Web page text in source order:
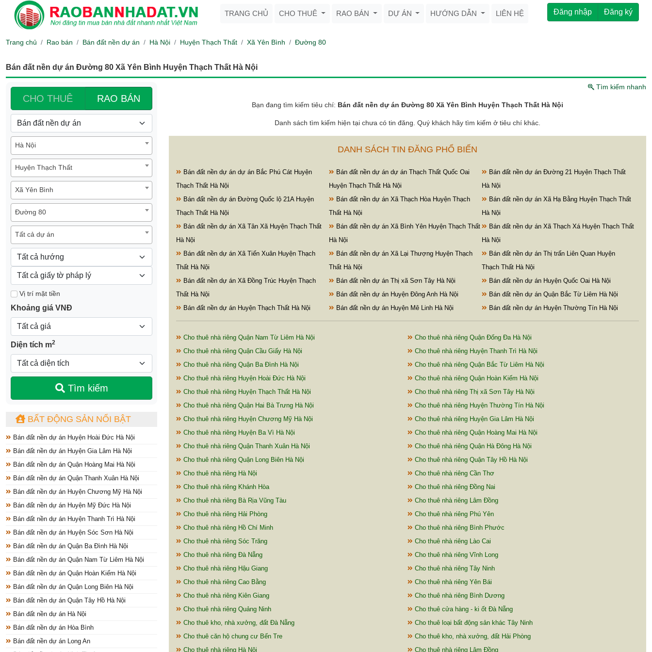
TRANG CHỦ CHO THUÊ RAO BÁN DỰ ÁN HƯỚNG DẪN LIÊN HỆ Đăng nhập Đăng ký
Trang chủ Rao bán Bán đất nền dự án Hà Nội Huyện Thạch Thất Xã Yên Bình Đường 80
Bán đất nền dự án Đường 80 Xã Yên Bình Huyện Thạch Thất Hà Nội
CHO THUÊ RAO BÁN
Hà Nội
Huyện Thạch Thất
Xã Yên Bình
Đường 80
Tất cả dự án
Vị trí mặt tiền
Khoảng giá VNĐ
Diện tích m2
Tìm kiếm
BẤT ĐỘNG SẢN NỔI BẬT
Bán đất nền dự án Huyện Hoài Đức Hà Nội
Bán đất nền dự án Huyện Gia Lâm Hà Nội
Bán đất nền dự án Quận Hoàng Mai Hà Nội
Bán đất nền dự án Quận Thanh Xuân Hà Nội
Bán đất nền dự án Huyện Chương Mỹ Hà Nội
Bán đất nền dự án Huyện Mỹ Đức Hà Nội
Bán đất nền dự án Huyện Thanh Trì Hà Nội
Bán đất nền dự án Huyện Sóc Sơn Hà Nội
Bán đất nền dự án Quận Ba Đình Hà Nội
Bán đất nền dự án Quận Nam Từ Liêm Hà Nội
Bán đất nền dự án Quận Hoàn Kiếm Hà Nội
Bán đất nền dự án Quận Long Biên Hà Nội
Bán đất nền dự án Quận Tây Hồ Hà Nội
Bán đất nền dự án Hà Nội
Bán đất nền dự án Hòa Bình
Bán đất nền dự án Long An
Tìm kiếm nhanh
Bạn đang tìm kiếm tiêu chí: Bán đất nền dự án Đường 80 Xã Yên Bình Huyện Thạch Thất Hà Nội
Danh sách tìm kiếm hiện tại chưa có tin đăng. Quý khách hãy tìm kiếm ở tiêu chí khác.
DANH SÁCH TIN ĐĂNG PHỔ BIẾN
Bán đất nền dự án dự án Bắc Phú Cát Huyện
Thạch Thất Hà Nội
Bán đất nền dự án dự án Thạch Thất Quốc Oai
Huyện Thạch Thất Hà Nội
Bán đất nền dự án Đường 21 Huyện Thạch Thất
Hà Nội
Bán đất nền dự án Đường Quốc lộ 21A Huyện
Thạch Thất Hà Nội
Bán đất nền dự án Xã Thạch Hòa Huyện Thạch
Thất Hà Nội
Bán đất nền dự án Xã Hạ Bằng Huyện Thạch Thất
Hà Nội
Bán đất nền dự án Xã Tân Xã Huyện Thạch Thất
Hà Nội
Bán đất nền dự án Xã Bình Yên Huyện Thạch Thất
Hà Nội
Bán đất nền dự án Xã Thạch Xá Huyện Thạch Thất
Hà Nội
Bán đất nền dự án Xã Tiến Xuân Huyện Thạch
Thất Hà Nội
Bán đất nền dự án Xã Lại Thượng Huyện Thạch
Thất Hà Nội
Bán đất nền dự án Thị trấn Liên Quan Huyện
Thạch Thất Hà Nội
Bán đất nền dự án Xã Đồng Trúc Huyện Thạch
Thất Hà Nội
Bán đất nền dự án Thị xã Sơn Tây Hà Nội
Bán đất nền dự án Huyện Quốc Oai Hà Nội
Bán đất nền dự án Huyện Đông Anh Hà Nội
Bán đất nền dự án Quận Bắc Từ Liêm Hà Nội
Bán đất nền dự án Huyện Thạch Thất Hà Nội
Bán đất nền dự án Huyện Mê Linh Hà Nội Bán đất nền dự án Huyện Thường Tín Hà Nội
Cho thuê nhà riêng Quận Nam Từ Liêm Hà Nội
Cho thuê nhà riêng Quận Đống Đa Hà Nội
Cho thuê nhà riêng Quận Cầu Giấy Hà Nội
Cho thuê nhà riêng Huyện Thanh Trì Hà Nội
Cho thuê nhà riêng Quận Ba Đình Hà Nội
Cho thuê nhà riêng Quận Bắc Từ Liêm Hà Nội
Cho thuê nhà riêng Huyện Hoài Đức Hà Nội
Cho thuê nhà riêng Quận Hoàn Kiếm Hà Nội
Cho thuê nhà riêng Huyện Thạch Thất Hà Nội
Cho thuê nhà riêng Thị xã Sơn Tây Hà Nội
Cho thuê nhà riêng Quận Hai Bà Trưng Hà Nội
Cho thuê nhà riêng Huyện Thường Tín Hà Nội
Cho thuê nhà riêng Huyện Chương Mỹ Hà Nội
Cho thuê nhà riêng Huyện Gia Lâm Hà Nội
Cho thuê nhà riêng Huyện Ba Vì Hà Nội
Cho thuê nhà riêng Quận Hoàng Mai Hà Nội
Cho thuê nhà riêng Quận Thanh Xuân Hà Nội
Cho thuê nhà riêng Quận Hà Đông Hà Nội
Cho thuê nhà riêng Quận Long Biên Hà Nội
Cho thuê nhà riêng Quận Tây Hồ Hà Nội
Cho thuê nhà riêng Hà Nội
Cho thuê nhà riêng Cần Thơ
Cho thuê nhà riêng Khánh Hòa
Cho thuê nhà riêng Đồng Nai
Cho thuê nhà riêng Bà Rịa Vũng Tàu
Cho thuê nhà riêng Lâm Đồng
Cho thuê nhà riêng Hải Phòng
Cho thuê nhà riêng Phú Yên
Cho thuê nhà riêng Hồ Chí Minh
Cho thuê nhà riêng Bình Phước
Cho thuê nhà riêng Sóc Trăng
Cho thuê nhà riêng Lào Cai
Cho thuê nhà riêng Đà Nẵng
Cho thuê nhà riêng Vĩnh Long
Cho thuê nhà riêng Hậu Giang
Cho thuê nhà riêng Tây Ninh
Cho thuê nhà riêng Cao Bằng
Cho thuê nhà riêng Yên Bái
Cho thuê nhà riêng Kiên Giang
Cho thuê nhà riêng Bình Dương
Cho thuê nhà riêng Quảng Ninh
Cho thuê cửa hàng - ki ốt Đà Nẵng
Cho thuê kho, nhà xưởng, đất Đà Nẵng
Cho thuê loại bất động sản khác Tây Ninh
Cho thuê căn hộ chung cư Bến Tre
Cho thuê kho, nhà xưởng, đất Hải Phòng
Cho thuê nhà riêng Hà Nội
Cho thuê nhà riêng Lâm Đồng